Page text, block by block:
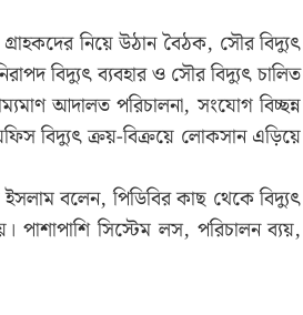
নিয়ে উঠান বৈঠক, সৌর বিদ্যুৎ
বিদ্যুৎ ব্যবহার ও সৌর বিদ্যুৎ চালিত
আদালত পরিচালনা, সংযোগ বিচ্ছন্ন
বিদ্যুৎ ক্রয়-বিক্রয়ে লোকসান এড়িয়ে
বলেন, পিডিবির কাছ থেকে বিদ্যুৎ
পাশাপাশি সিস্টেম লস, পরিচালন ব্যয়,